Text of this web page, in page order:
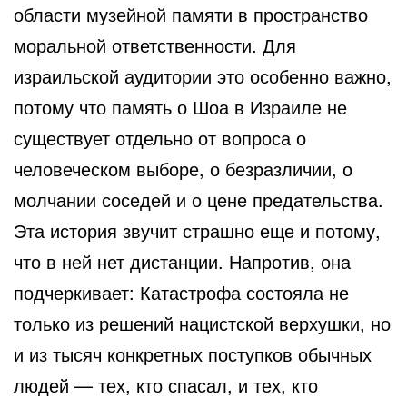
области музейной памяти в пространство
моральной ответственности. Для
израильской аудитории это особенно важно,
потому что память о Шоа в Израиле не
существует отдельно от вопроса о
человеческом выборе, о безразличии, о
молчании соседей и о цене предательства.
Эта история звучит страшно еще и потому,
что в ней нет дистанции. Напротив, она
подчеркивает: Катастрофа состояла не
только из решений нацистской верхушки, но
и из тысяч конкретных поступков обычных
людей — тех, кто спасал, и тех, кто